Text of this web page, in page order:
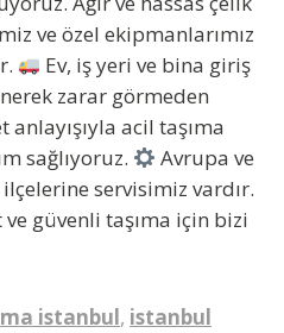
ve özel ekipmanlarımız
Ev, iş yeri ve bina giriş
zarar görmeden
acil taşıma
sağlıyoruz.
Avrupa ve
ilçelerine servisimiz vardır.
ve güvenli taşıma için bizi
istanbul, istanbul